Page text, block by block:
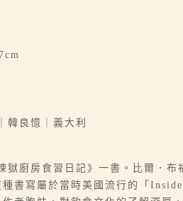
韓良憶｜義大利
獄廚房食習日記》一書。比爾．
書寫屬於當時美國流行的「